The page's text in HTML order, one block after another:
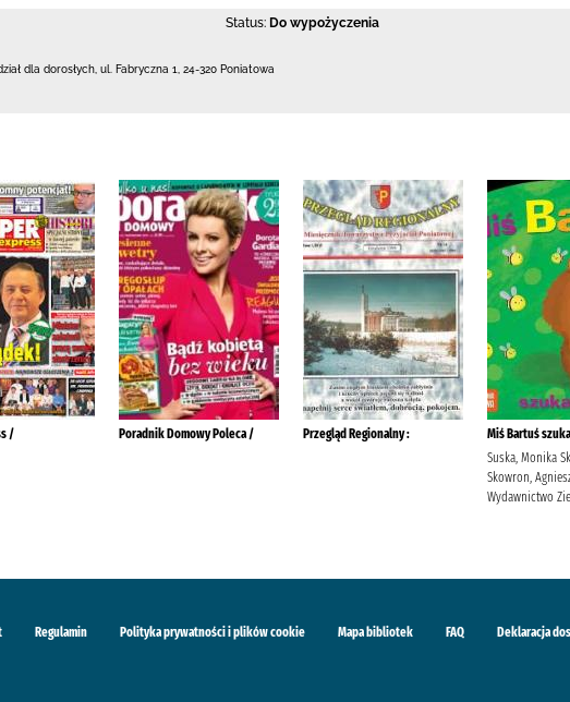
Status: Do wypożyczenia
dla dorosłych, ul. Fabryczna 1 24-320 Poniatowa
/ Poradnik Domowy Poleca / Przegląd Regionalny :
Miś Bartuś
Suska, Monika
Skowron,
Wydawnictwo
Regulamin Polityka prywatności i plików cookie Mapa bibliotek FAQ Deklaracja